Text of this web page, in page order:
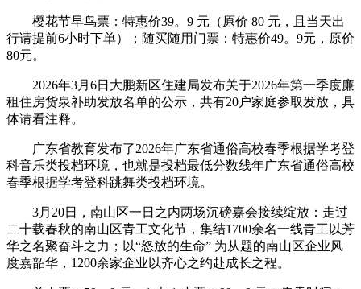
樱花节早鸟票：特惠价39。9 元（原价 80 元，且当天出
行请提前6小时下单）；随买随用门票：特惠价49。9元，原价
80元。
2026年3月6日大鹏新区住建局发布关于2026年第一季度廉
租住房货泉补助发放名单的公示，共有20户家庭参取发放，具
体请看注释。
广东省教育发布了2026年广东省通俗高校春季根据学考登
科音乐类投档环境，也就是投档最低分数线年广东省通俗高校
春季根据学考登科跳舞类投档环境。
3月20日，南山区一日之内两场沉磅嘉会接续绽放：走过
二十载春秋的南山区青工文化节，集结1700余名一线青工以芳
华之名聚奋斗之力；以“怒放的生命” 为从题的南山区企业风
度嘉韶华，1200余家企业以齐心之约赴成长之程。